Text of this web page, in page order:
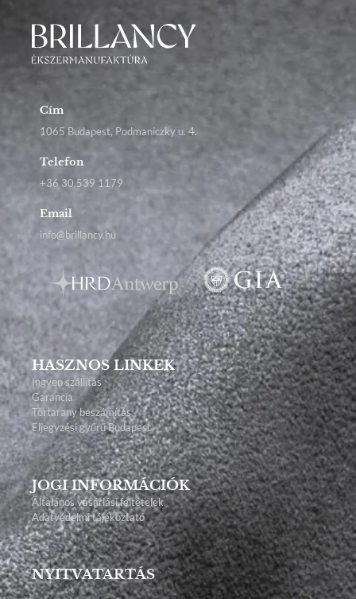
Cím
1065 Budapest, Podmaniczky u. 4.
Telefon
+36 30 539 1179
Email
info@brillancy.hu
HASZNOS LINKEK
Ingyen szállítás
Garancia
Törtarany beszámítás
Eljegyzési gyűrű Budapest
JOGI INFORMÁCIÓK
Általános vásárlási feltételek
Adatvédelmi tájékoztató
NYITVATARTÁS